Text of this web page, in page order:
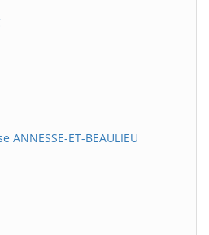
ET-BEAULIEU